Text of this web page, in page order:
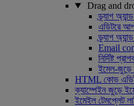
Drag and
ড্র্যাগ
এডিটরে
ড্র্যাগ
Email
নির্দিষ্ট
ইমেল-জুড়ে
HTML কোড
ক্যাম্পেইন জুড়ে
ইমেইল টেমপ্লেট